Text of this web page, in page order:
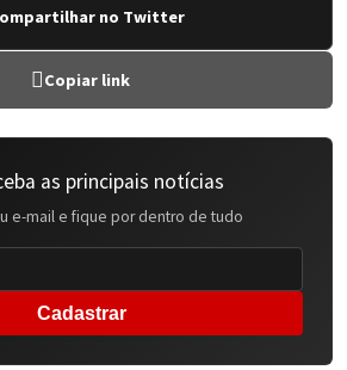
no Twitter
Copiar link
as principais notícias
e-mail e fique por dentro de tudo
Cadastrar